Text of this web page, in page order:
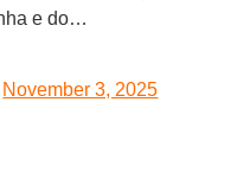
e do…
November 3, 2025